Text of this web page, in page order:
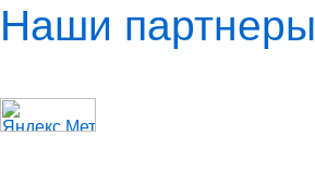
Наши партнеры